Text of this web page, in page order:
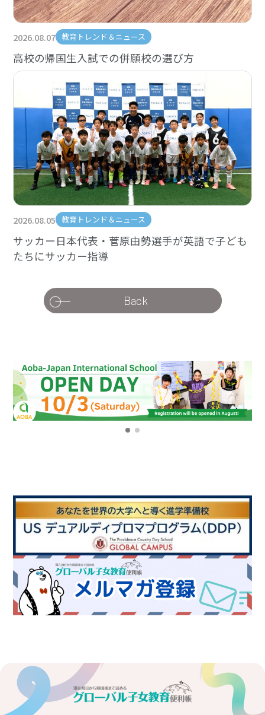
2026.08.07 教育トレンド＆ニュース
高校の帰国生入試での併願校の選び方
2026.08.05 教育トレンド＆ニュース
サッカー日本代表・菅原由勢選手が英語で子ども
たちにサッカー指導
Back